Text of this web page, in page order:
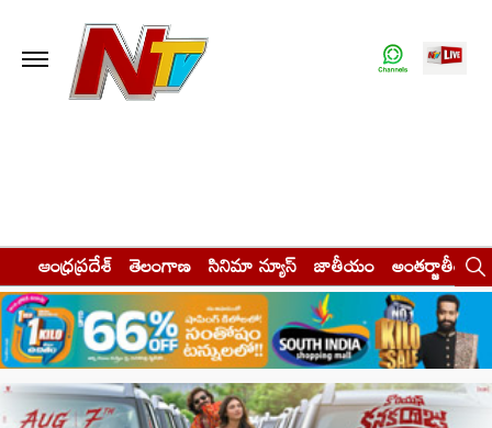
ఆంధ్రప్రదేశ్ తెలంగాణ సినిమా న్యూస్ జాతీయం అంతర్జాతీయం